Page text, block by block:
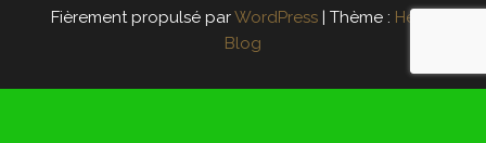
Fièrement propulsé parWordPress | Thème : Head
Blog